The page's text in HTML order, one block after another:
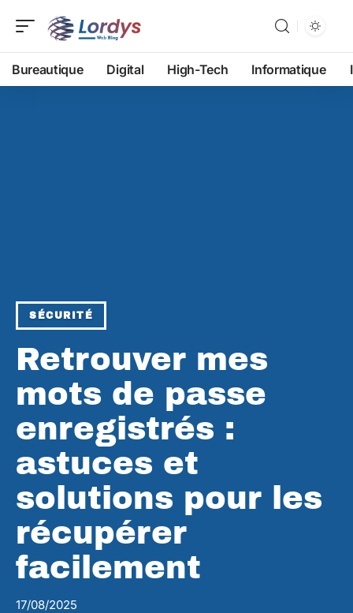
Bureautique Digital High-Tech Informatique
SÉCURITÉ
Retrouver mes
mots de passe
enregistrés :
astuces et
solutions pour les
récupérer
facilement
17/08/2025